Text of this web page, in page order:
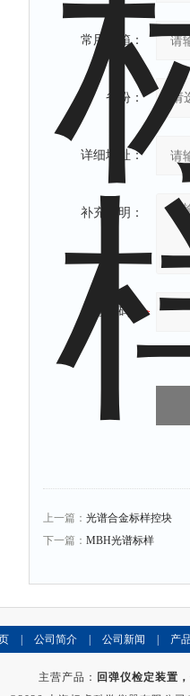
常用邮箱：
省份：
详细地址：
补充说明：
验证码：
上一篇： 光谱合金标样控块
下一篇： MBH光谱标样
公司简介 公司新闻 产
主营产品： 回弹仪检定装置